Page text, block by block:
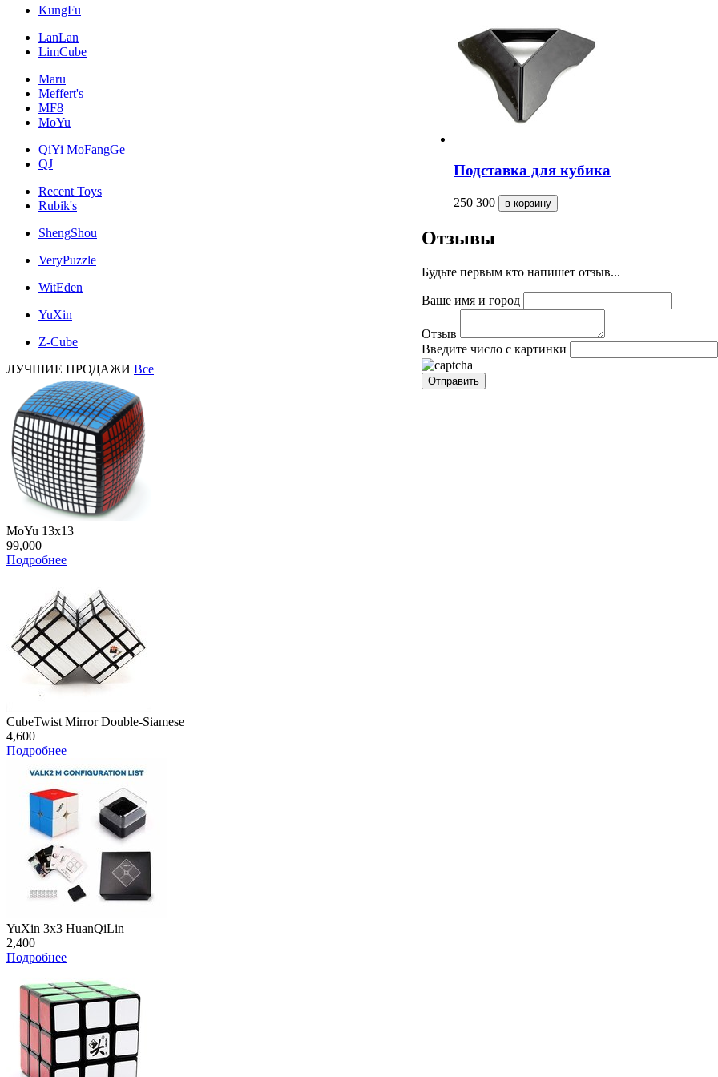
KungFu
LanLan
LimCube
Maru
Meffert's
MF8
MoYu
QiYi MoFangGe
QJ
Recent Toys
Rubik's
ShengShou
VeryPuzzle
WitEden
YuXin
Z-Cube
ЛУЧШИЕ ПРОДАЖИ Все
MoYu 13x13
99,000
Подробнее
CubeTwist Mirror Double-Siamese
4,600
Подробнее
YuXin 3x3 HuanQiLin
2,400
Подробнее
Подставка для кубика
250 300
Отзывы
Будьте первым кто напишет отзыв...
Ваше имя и город
Отзыв
Введите число с картинки